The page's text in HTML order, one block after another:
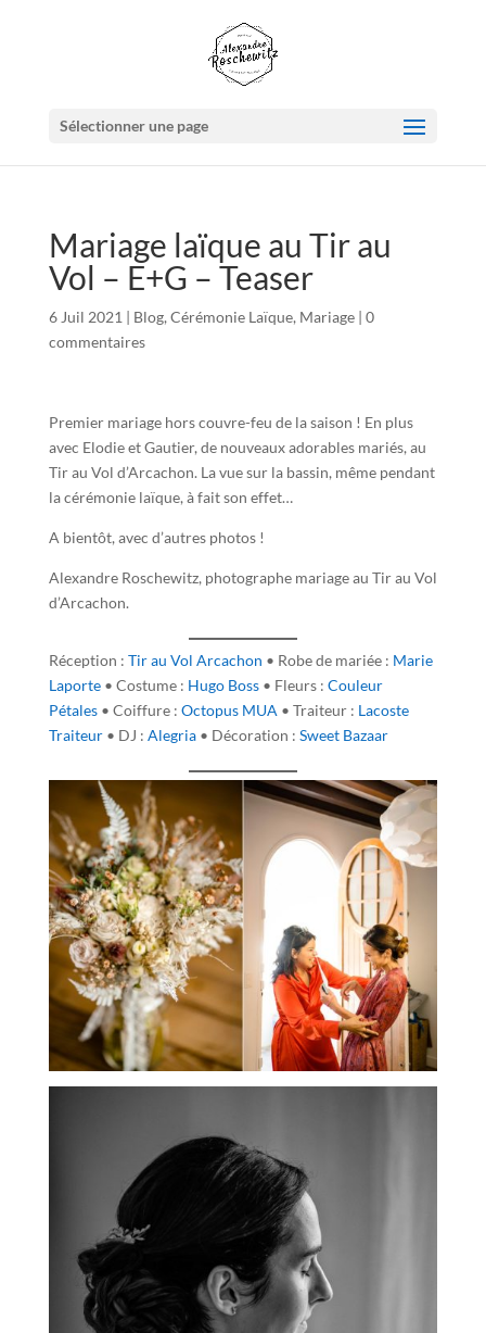
Sélectionner une page
Mariage laïque au Tir au
Vol – E+G – Teaser
6 Juil 2021 | Blog, Cérémonie Laïque, Mariage| 0
commentaires
Premier mariage hors couvre-feu de la saison ! En plus
avec Elodie et Gautier, de nouveaux adorables mariés, au
Tir au Vol d’Arcachon. La vue sur la bassin, même pendant
la cérémonie laïque, à fait son effet…
A bientôt, avec d’autres photos !
Alexandre Roschewitz, photographe mariage au Tir au Vol
d’Arcachon.
Réception : Tir au Vol Arcachon • Robe de mariée : Marie
Laporte• Costume : Hugo Boss• Fleurs : Couleur
Pétales• Coiffure : Octopus MUA • Traiteur : Lacoste
Traiteur• DJ : Alegria• Décoration : Sweet Bazaar